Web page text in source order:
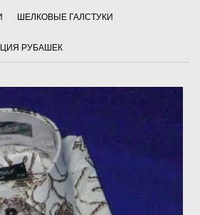
ШЕЛКОВЫЕ ГАЛСТУКИ
РУБАШЕК